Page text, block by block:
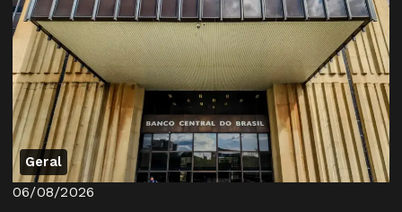
Geral
06/08/2026